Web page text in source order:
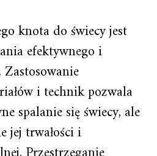
knota do świecy jest
efektywnego i
i technik pozwala
spalanie się świecy, ale
jej trwałości i